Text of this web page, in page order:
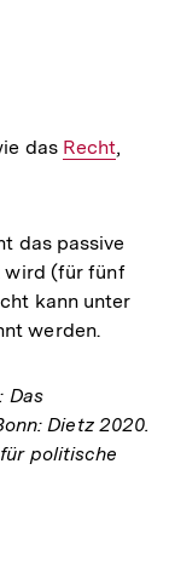
das Interner
Recht,
das passive
wird (für fünf
kann unter
werden.
Das
Dietz 2020.
politische